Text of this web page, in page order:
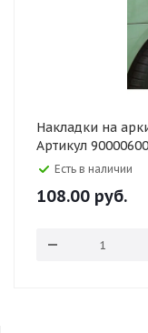
Накладки на
Артикул 90000600
Есть в наличии
108.00 руб.